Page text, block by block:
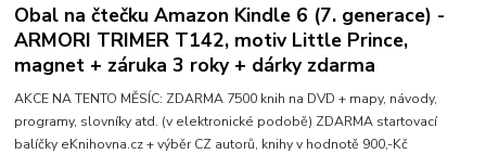
Obal na čtečku Amazon Kindle 6 (7. generace) -
ARMORI TRIMER T142, motiv Little Prince,
magnet + záruka 3 roky + dárky zdarma
AKCE NA TENTO MĚSÍC: ZDARMA 7500 knih na DVD + mapy, návody,
programy, slovníky atd. (v elektronické podobě) ZDARMA startovací
balíčky eKnihovna.cz + výběr CZ autorů, knihy v hodnotě 900,-Kč